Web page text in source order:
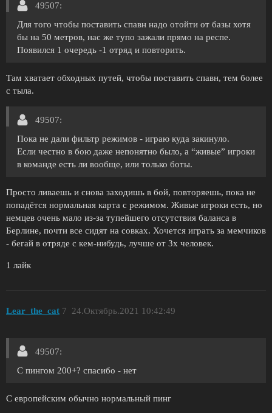
49507:
Для того чтобы поставить спавн надо отойти от базы хотя
бы на 50 метров, нас же тупо зажали прямо на респе.
Появился 1 очередь -1 отряд и повторить.
Там хватает обходных путей, чтобы поставить спавн, тем более
с тыла.
49507:
Пока не дали фильтр режимов - играю куда закинуло.
Если честно в бою даже непонятно было, а “живые” игроки
в команде есть ли вообще, или только боты.
Просто ливаешь и снова заходишь в бой, повторяешь, пока не
попадётся нормальная карта с режимом. Живые игроки есть, но
немцев очень мало из-за тупейшего отсутствия баланса в
Берлине, почти все сидят на совках. Хочется играть за мемчиков
- бегай в отряде с кем-нибудь, лучше от 3х человек.
1 лайк
Lear_the_cat 24.Октябрь.2021 10:42:49
7
49507:
С пингом 200+? спасибо - нет
С европейским обычно нормальный пинг